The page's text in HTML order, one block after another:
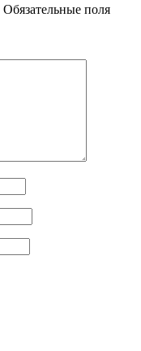
Обязательные поля